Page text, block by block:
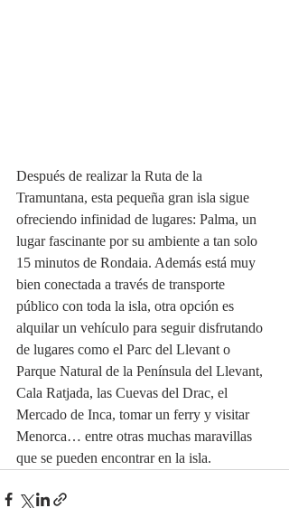
Después de realizar la Ruta de la
Tramuntana, esta pequeña gran isla sigue
ofreciendo infinidad de lugares: Palma, un
lugar fascinante por su ambiente a tan solo
15 minutos de Rondaia. Además está muy
bien conectada a través de transporte
público con toda la isla, otra opción es
alquilar un vehículo para seguir disfrutando
de lugares como el Parc del Llevant o
Parque Natural de la Península del Llevant,
Cala Ratjada, las Cuevas del Drac, el
Mercado de Inca, tomar un ferry y visitar
Menorca… entre otras muchas maravillas
que se pueden encontrar en la isla.